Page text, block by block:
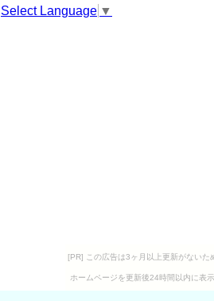
Select Language ▼
[PR] この広告は3ヶ月以上更新がないた
ホームページを更新後24時間以内に表